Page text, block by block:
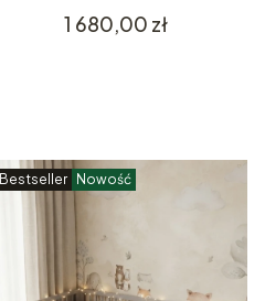
Cena
1 680,00 zł
Bestseller Nowość